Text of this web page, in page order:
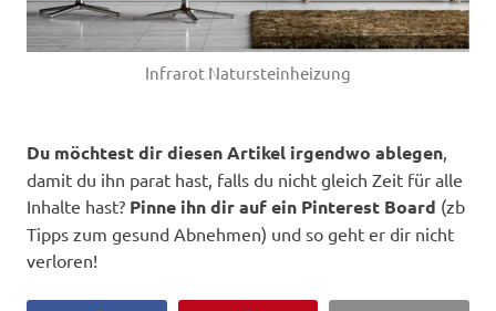
Infrarot Natursteinheizung
Du möchtest dir diesen Artikel irgendwo ablegen,
damit du ihn parat hast, falls du nicht gleich Zeit für alle
Inhalte hast? Pinne ihn dir auf ein Pinterest Board (zb
Tipps zum gesund Abnehmen) und so geht er dir nicht
verloren!